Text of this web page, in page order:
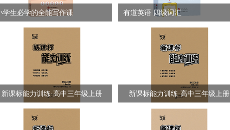
学生必学的全能写作课 有道英语 四级词汇
新课标能力训练·高中三年级上册 新课标能力训练·高中三年级上册
（A版）